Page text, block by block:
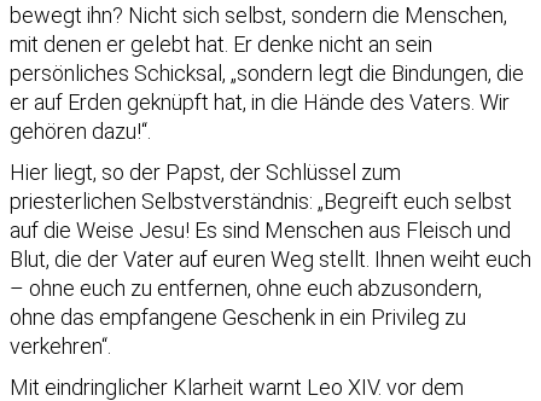
bewegt ihn? Nicht sich selbst, sondern die Menschen,
mit denen er gelebt hat. Er denke nicht an sein
persönliches Schicksal, „sondern legt die Bindungen, die
er auf Erden geknüpft hat, in die Hände des Vaters. Wir
gehören dazu!“.
Hier liegt, so der Papst, der Schlüssel zum
priesterlichen Selbstverständnis: „Begreift euch selbst
auf die Weise Jesu! Es sind Menschen aus Fleisch und
Blut, die der Vater auf euren Weg stellt. Ihnen weiht euch
– ohne euch zu entfernen, ohne euch abzusondern,
ohne das empfangene Geschenk in ein Privileg zu
verkehren“.
Mit eindringlicher Klarheit warnt Leo XIV. vor dem